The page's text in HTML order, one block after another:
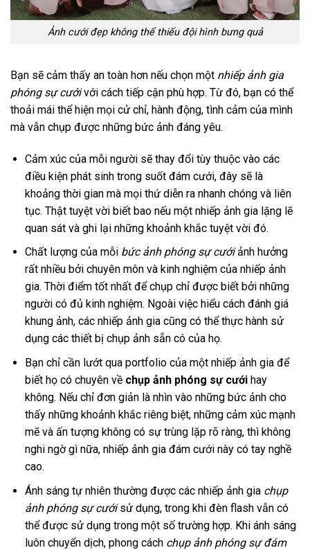
Ảnh cưới đẹp không thể thiếu đội hình bưng quả
Bạn sẽ cảm thấy an toàn hơn nếu chọn một nhiếp ảnh gia
phóng sự cướivới cách tiếp cận phù hợp. Từ đó, bạn có thể
thoải mái thể hiện mọi cử chỉ, hành động, tình cảm của mình
mà vẫn chụp được những bức ảnh đáng yêu.
Cảm xúc của mỗi người sẽ thay đổi tùy thuộc vào các
điều kiện phát sinh trong suốt đám cưới, đây sẽ là
khoảng thời gian mà mọi thứ diễn ra nhanh chóng và liên
tục. Thật tuyệt vời biết bao nếu một nhiếp ảnh gia lặng lẽ
quan sát và ghi lại những khoảnh khắc tuyệt vời đó.
Chất lượng của mỗi bức ảnh phóng sự cướiảnh hưởng
rất nhiều bởi chuyên môn và kinh nghiệm của nhiếp ảnh
gia. Thời điểm tốt nhất để chụp chỉ được biết bởi những
người có đủ kinh nghiệm. Ngoài việc hiểu cách đánh giá
khung ảnh, các nhiếp ảnh gia cũng có thể thực hành sử
dụng các thiết bị chụp ảnh sẵn có của họ.
Bạn chỉ cần lướt qua portfolio của một nhiếp ảnh gia để
biết họ có chuyên về chụp ảnh phóng sự cướihay
không. Nếu chỉ đơn giản là nhìn vào những bức ảnh cho
thấy những khoảnh khắc riêng biệt, những cảm xúc mạnh
mẽ và ấn tượng không có sự trùng lặp rõ ràng, thì không
nghi ngờ gì nữa, nhiếp ảnh gia đám cưới này có tay nghề
cao.
Ánh sáng tự nhiên thường được các nhiếp ảnh gia chụp
ảnh phóng sự cướisử dụng, trong khi đèn flash vẫn có
thể được sử dụng trong một số trường hợp. Khi ánh sáng
luôn chuyển dịch, phong cách chụp ảnh phóng sự đám